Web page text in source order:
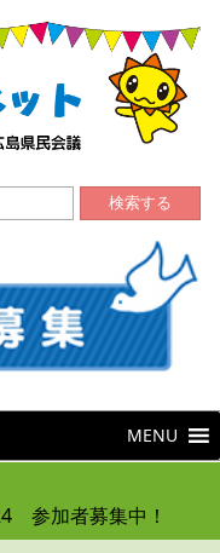
検索する
MENU
参加者募集中！